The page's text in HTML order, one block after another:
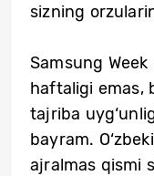
sizning
Samsung
haftaligi emas,
tajriba
bayram.
ajralmas qismi